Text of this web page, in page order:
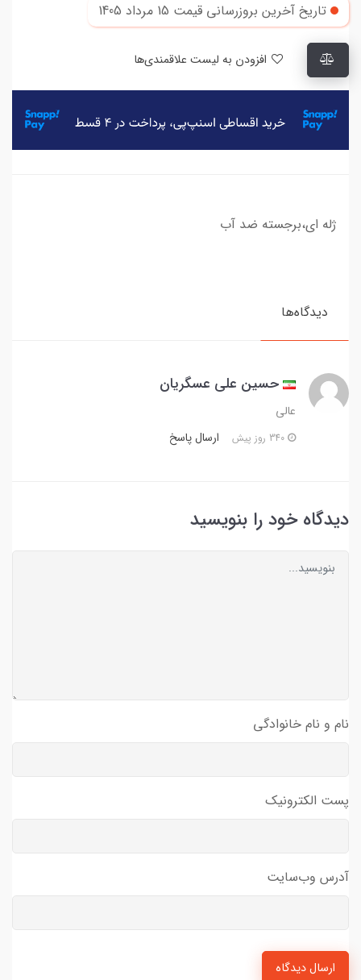
تاریخ آخرین بروزرسانی قیمت 15 مرداد 1405
ژله ای،برجسته ضد آب
دیدگاه‌ها
حسین علی عسگریان
عالی
ارسال پاسخ
دیدگاه خود را بنویسید
نام و نام خانوادگی
پست الکترونیک
آدرس وب‌سایت
ارسال دیدگاه